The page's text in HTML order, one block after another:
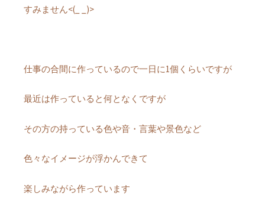
すみません<(_ _)>
仕事の合間に作っているので一日に1個くらいですが
最近は作っていると何となくですが
その方の持っている色や音・言葉や景色など
色々なイメージが浮かんできて
楽しみながら作っています